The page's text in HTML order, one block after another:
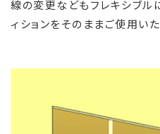
線の変更などもフレキシブル
ィションをそのままご使用いた